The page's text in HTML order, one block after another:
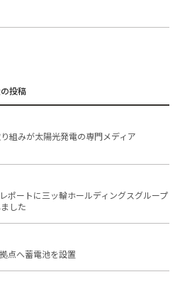
組みが太陽光発電の専門メディア
ポートに三ッ輪ホールディングスグループ
した
点へ蓄電池を設置